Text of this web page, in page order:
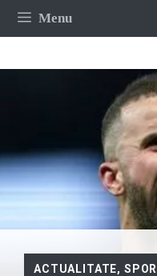
Sari
Menu
ACTUALITATE,